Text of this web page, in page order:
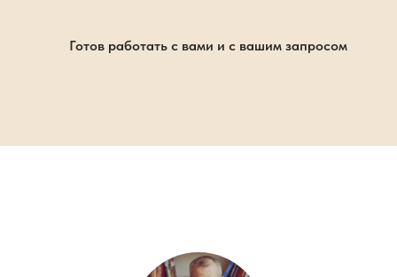
Готов работать с вами и с вашим запросом